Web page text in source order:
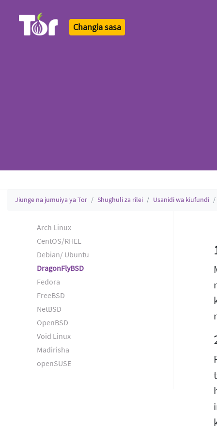
Changia sasa
Jiunge na jumuiya ya Tor Shughuli za rilei Usanidi wa kiufundi
Arch Linux
CentOS/RHEL
Debian/ Ubuntu
DragonFlyBSD
Fedora
FreeBSD
NetBSD
OpenBSD
Void Linux
Madirisha
openSUSE